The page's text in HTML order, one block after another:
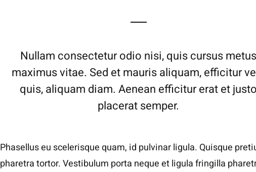
Nullam consectetur odio nisi, quis cursus metus
maximus vitae. Sed et mauris aliquam, efficitur
quis, aliquam diam. Aenean efficitur erat et justo
placerat semper.
Phasellus eu scelerisque quam, id pulvinar ligula. Quisque
pharetra tortor. Vestibulum porta neque et ligula fringilla